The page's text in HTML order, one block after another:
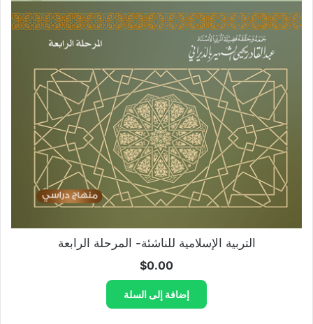
التربية الإسلامية للناشئة- المرحلة الرابعة
$0.00
إضافة إلى السلة